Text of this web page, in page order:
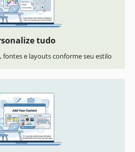
tudo
fontes e layouts conforme seu estilo